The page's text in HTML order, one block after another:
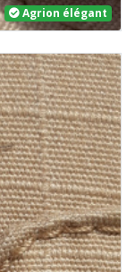
Agrion élégant